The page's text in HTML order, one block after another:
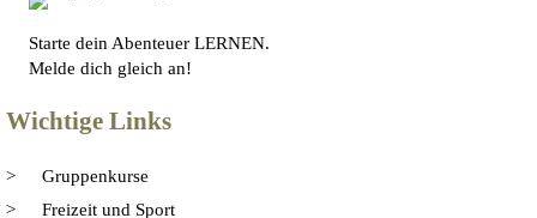
Starte dein Abenteuer LERNEN.
Melde dich gleich an!
Wichtige Links
Gruppenkurse
Freizeit und Sport